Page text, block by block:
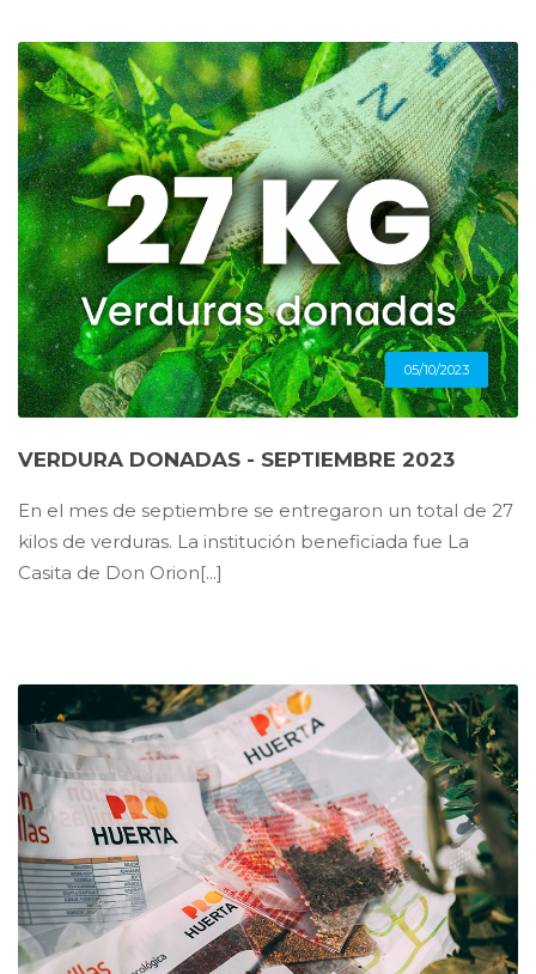
05/10/2023
VERDURA DONADAS - SEPTIEMBRE 2023
En el mes de septiembre se entregaron un total de 27
kilos de verduras. La institución beneficiada fue La
Casita de Don Orion[...]